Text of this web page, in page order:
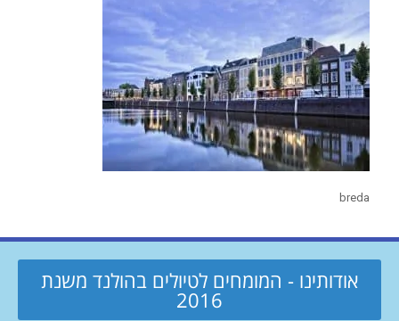
breda
אודותינו - המומחים לטיולים בהולנד משנת
2016